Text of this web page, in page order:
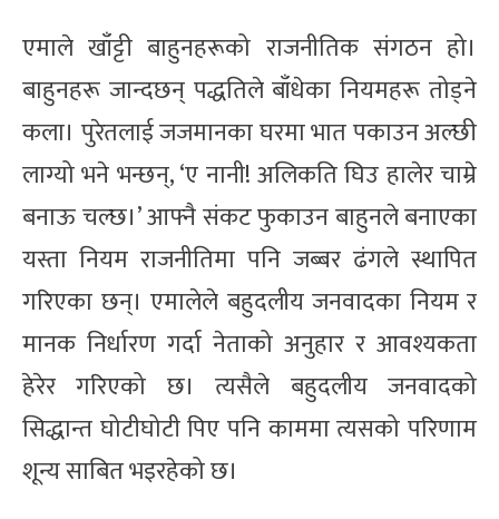
एमाले खाँट्टी बाहुनहरूको राजनीतिक संगठन हो।
बाहुनहरू जान्दछन् पद्धतिले बाँधेका नियमहरू तोड्ने
कला। पुरेतलाई जजमानका घरमा भात पकाउन अल्छी
लाग्यो भने भन्छन्, ‘ए नानी! अलिकति घिउ हालेर चाम्रे
बनाऊ चल्छ।’ आफ्नै संकट फुकाउन बाहुनले बनाएका
यस्ता नियम राजनीतिमा पनि जब्बर ढंगले स्थापित
गरिएका छन्। एमालेले बहुदलीय जनवादका नियम र
मानक निर्धारण गर्दा नेताको अनुहार र आवश्यकता
हेरेर गरिएको छ। त्यसैले बहुदलीय जनवादको
सिद्धान्त घोटीघोटी पिए पनि काममा त्यसको परिणाम
शून्य साबित भइरहेको छ।